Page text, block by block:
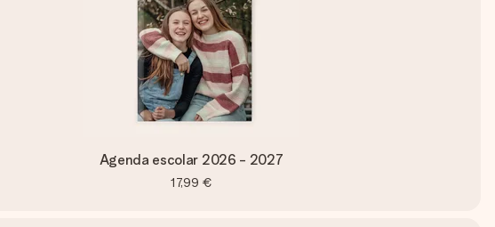
Agenda escolar 2026 - 2027
17,99 €